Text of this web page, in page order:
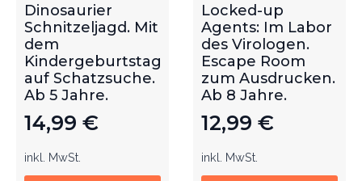
Dinosaurier
Schnitzeljagd. Mit
dem
Kindergeburtstag
auf Schatzsuche.
Ab 5 Jahre.
14,99 €
inkl. MwSt.
Locked-up
Agents: Im Labor
des Virologen.
Escape Room
zum Ausdrucken.
Ab 8 Jahre.
12,99 €
inkl. MwSt.